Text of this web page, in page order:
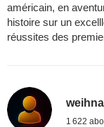
américain, en
histoire sur un
réussites des
1 622